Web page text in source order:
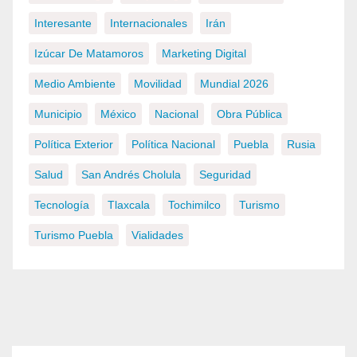
Interesante Internacionales Irán
Izúcar De Matamoros Marketing Digital
Medio Ambiente Movilidad Mundial 2026
Municipio México Nacional Obra Pública
Política Exterior Política Nacional Puebla Rusia
Salud San Andrés Cholula Seguridad
Tecnología Tlaxcala Tochimilco Turismo
Turismo Puebla Vialidades